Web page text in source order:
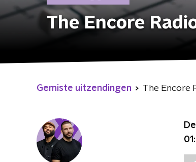
The Encore
Gemiste uitzendingen The Encore